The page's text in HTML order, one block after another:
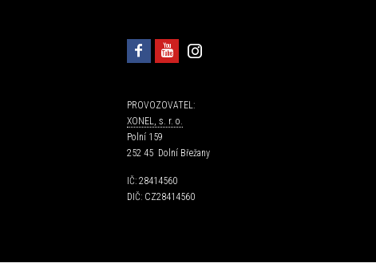
PROVOZOVATEL:
XONEL, s. r. o.
Polní 159
252 45 Dolní Břežany
IČ: 28414560
DIČ: CZ28414560